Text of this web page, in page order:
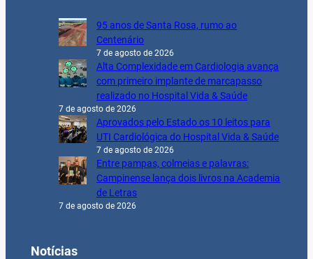
95 anos de Santa Rosa, rumo ao
Centenário
7 de agosto de 2026
Alta Complexidade em Cardiologia avança
com primeiro implante de marcapasso
realizado no Hospital Vida & Saúde
7 de agosto de 2026
Aprovados pelo Estado os 10 leitos para
UTI Cardiológica do Hospital Vida & Saúde
7 de agosto de 2026
Entre pampas, colmeias e palavras:
Campinense lança dois livros na Academia
de Letras
7 de agosto de 2026
Notícias